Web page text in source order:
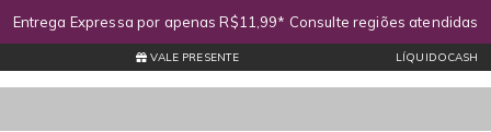
Entrega Expressa por apenas R$11,99* Consulte regiões atendidas
VALE PRESENTE LÍQUIDOCASH